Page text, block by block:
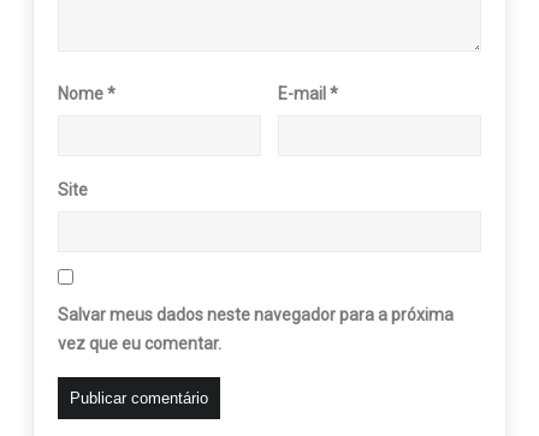
Nome* E-mail*
Site
Salvar meus dados neste navegador para a próxima
vez que eu comentar.